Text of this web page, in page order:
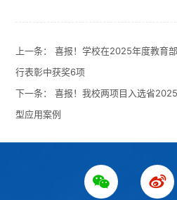
上一条：喜报！学校在2025年度教育
行表彰中获奖6项
下一条：喜报！我校两项目入选省
型应用案例